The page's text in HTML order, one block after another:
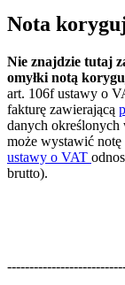
Nota
Nie znajdzie tutaj
omyłki notą
art. 106f ustawy o
fakturę zawierającą
danych określonych
może wystawić
ustawy o VAT
brutto).